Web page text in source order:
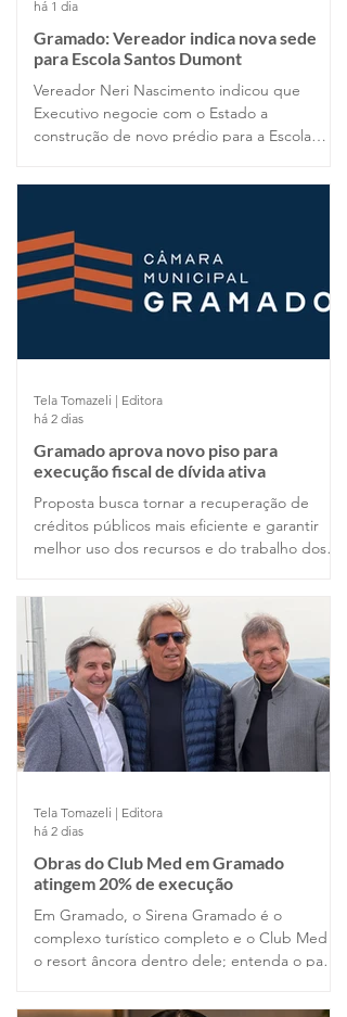
Gramado: Vereador indica nova sede
para Escola Santos Dumont
Vereador Neri Nascimento indicou que
Executivo negocie com o Estado a
construção de novo prédio para a Escola
há 1 dia
Gramado aprova novo piso para
execução fiscal de dívida ativa
Proposta busca tornar a recuperação de
créditos públicos mais eficiente e garantir
melhor uso dos recursos e do trabalho dos
Tela Tomazeli | Editora
há 2 dias
Obras do Club Med em Gramado
atingem 20% de execução
Em Gramado, o Sirena Gramado é o
complexo turístico completo e o Club Med é
o resort âncora dentro dele; entenda o papel
Tela Tomazeli | Editora
há 2 dias